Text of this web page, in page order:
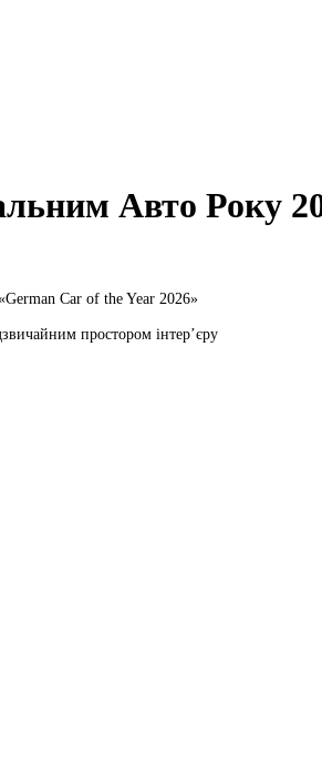
Авто Року
Car of the Year 2026»
простором інтер’єру